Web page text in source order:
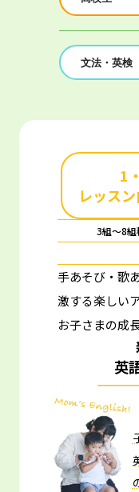
文法・英検
1
レッス
3組～8
手あそび・歌
激する楽しい
お子さまの成
英